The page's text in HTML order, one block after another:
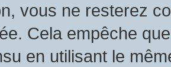
vous ne resterez
Cela empêche
en utilisant le